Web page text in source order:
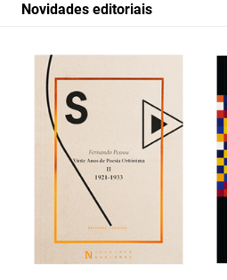
Novidades editoriais